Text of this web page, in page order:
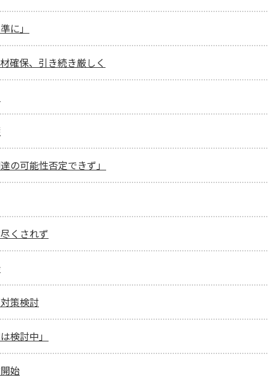
に」
確保、引き続き厳しく
可能性否定できず」
くされず
策検討
検討中」
始